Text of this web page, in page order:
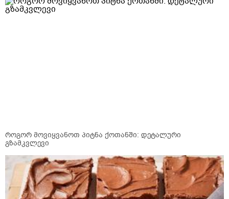
როგორ მოვიყვანოთ პიტნა ქოთანში: დეტალური
გზამკვლევი